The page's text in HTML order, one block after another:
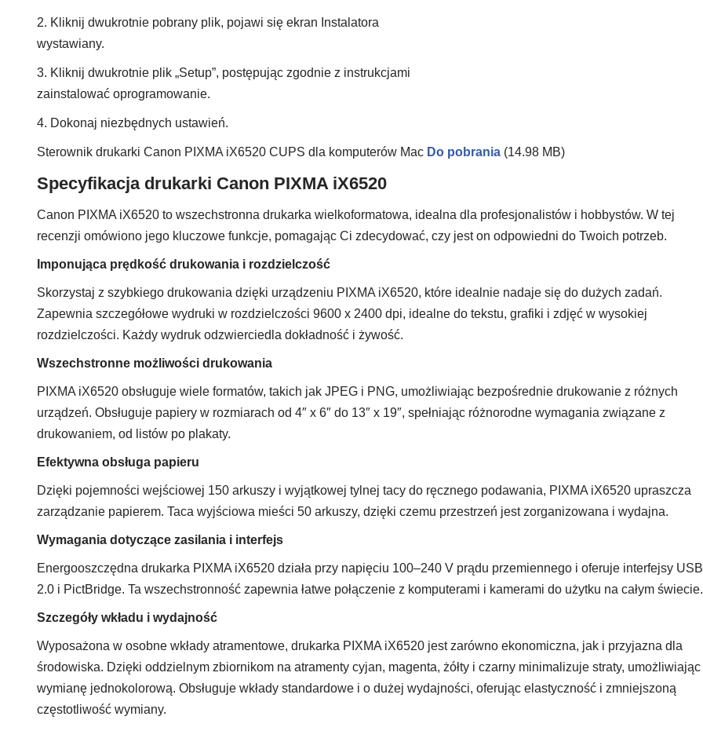
2. Kliknij dwukrotnie pobrany plik, pojawi się ekran Instalatora
wystawiany.
3. Kliknij dwukrotnie plik „Setup”, postępując zgodnie z instrukcjami
zainstalować oprogramowanie.
4. Dokonaj niezbędnych ustawień.
Sterownik drukarki Canon PIXMA iX6520 CUPS dla komputerów Mac Do pobrania (14.98 MB)
Specyfikacja drukarki Canon PIXMA iX6520
Canon PIXMA iX6520 to wszechstronna drukarka wielkoformatowa, idealna dla profesjonalistów i hobbystów. W tej
recenzji omówiono jego kluczowe funkcje, pomagając Ci zdecydować, czy jest on odpowiedni do Twoich potrzeb.
Imponująca prędkość drukowania i rozdzielczość
Skorzystaj z szybkiego drukowania dzięki urządzeniu PIXMA iX6520, które idealnie nadaje się do dużych zadań.
Zapewnia szczegółowe wydruki w rozdzielczości 9600 x 2400 dpi, idealne do tekstu, grafiki i zdjęć w wysokiej
rozdzielczości. Każdy wydruk odzwierciedla dokładność i żywość.
Wszechstronne możliwości drukowania
PIXMA iX6520 obsługuje wiele formatów, takich jak JPEG i PNG, umożliwiając bezpośrednie drukowanie z różnych
urządzeń. Obsługuje papiery w rozmiarach od 4″ x 6″ do 13″ x 19″, spełniając różnorodne wymagania związane z
drukowaniem, od listów po plakaty.
Efektywna obsługa papieru
Dzięki pojemności wejściowej 150 arkuszy i wyjątkowej tylnej tacy do ręcznego podawania, PIXMA iX6520 upraszcza
zarządzanie papierem. Taca wyjściowa mieści 50 arkuszy, dzięki czemu przestrzeń jest zorganizowana i wydajna.
Wymagania dotyczące zasilania i interfejs
Energooszczędna drukarka PIXMA iX6520 działa przy napięciu 100–240 V prądu przemiennego i oferuje interfejsy USB
2.0 i PictBridge. Ta wszechstronność zapewnia łatwe połączenie z komputerami i kamerami do użytku na całym świecie.
Szczegóły wkładu i wydajność
Wyposażona w osobne wkłady atramentowe, drukarka PIXMA iX6520 jest zarówno ekonomiczna, jak i przyjazna dla
środowiska. Dzięki oddzielnym zbiornikom na atramenty cyjan, magenta, żółty i czarny minimalizuje straty, umożliwiając
wymianę jednokolorową. Obsługuje wkłady standardowe i o dużej wydajności, oferując elastyczność i zmniejszoną
częstotliwość wymiany.